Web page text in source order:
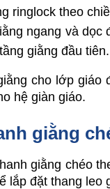
ringlock theo
ngang và
giằng đầu tiên.
cho lớp
hệ giàn giáo.
giằng
giằng chéo
lắp đặt thang leo